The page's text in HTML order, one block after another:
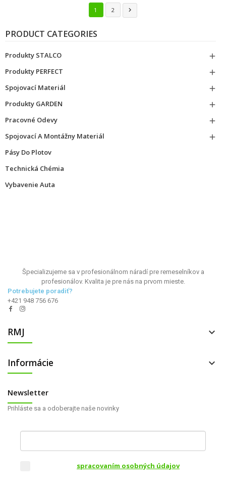
PRODUCT CATEGORIES
Produkty STALCO

Produkty PERFECT

Spojovací Materiál

Produkty GARDEN

Pracovné Odevy

Spojovací A Montážny Materiál

Pásy Do Plotov
Technická Chémia
Vybavenie Auta
1 2 
Špecializujeme sa v profesionálnom náradí pre remeselníkov a
profesionálov. Kvalita je pre nás na prvom mieste.
Potrebujete poradiť?
+421 948 756 676
RMJ 
Informácie 
Newsletter
Prihláste sa a odoberajte naše novinky
spracovaním osobných údajovza